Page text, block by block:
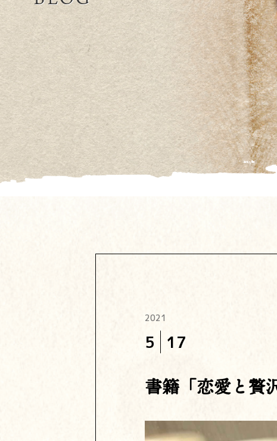
2021
5 17
書籍「恋愛と贅